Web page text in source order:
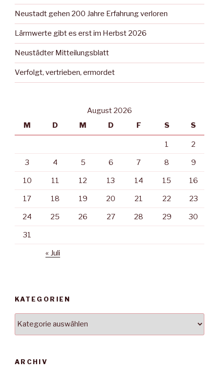
Neustadt gehen 200 Jahre Erfahrung verloren
Lärmwerte gibt es erst im Herbst 2026
Neustädter Mitteilungsblatt
Verfolgt, vertrieben, ermordet
August 2026
M
D M D F S S
1 2
3 4 5 6 7 8 9
10 11 12 13 14 15 16
17 18 19 20 21 22 23
24 25 26 27 28 29 30
31
« Juli
KATEGORIEN
ARCHIV